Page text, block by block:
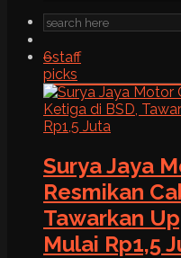
6staff
picks
Surya Jaya
Resmikan
Tawarkan
Mulai Rp1,5